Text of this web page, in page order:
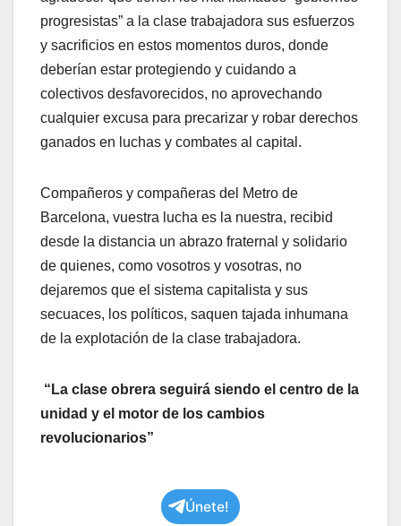
progresistas” a la clase trabajadora sus esfuerzos
y sacrificios en estos momentos duros, donde
deberían estar protegiendo y cuidando a
colectivos desfavorecidos, no aprovechando
cualquier excusa para precarizar y robar derechos
ganados en luchas y combates al capital.
Compañeros y compañeras del Metro de
Barcelona, vuestra lucha es la nuestra, recibid
desde la distancia un abrazo fraternal y solidario
de quienes, como vosotros y vosotras, no
dejaremos que el sistema capitalista y sus
secuaces, los políticos, saquen tajada inhumana
de la explotación de la clase trabajadora.
“La clase obrera seguirá siendo el centro de la
unidad y el motor de los cambios
revolucionarios”
Únete!